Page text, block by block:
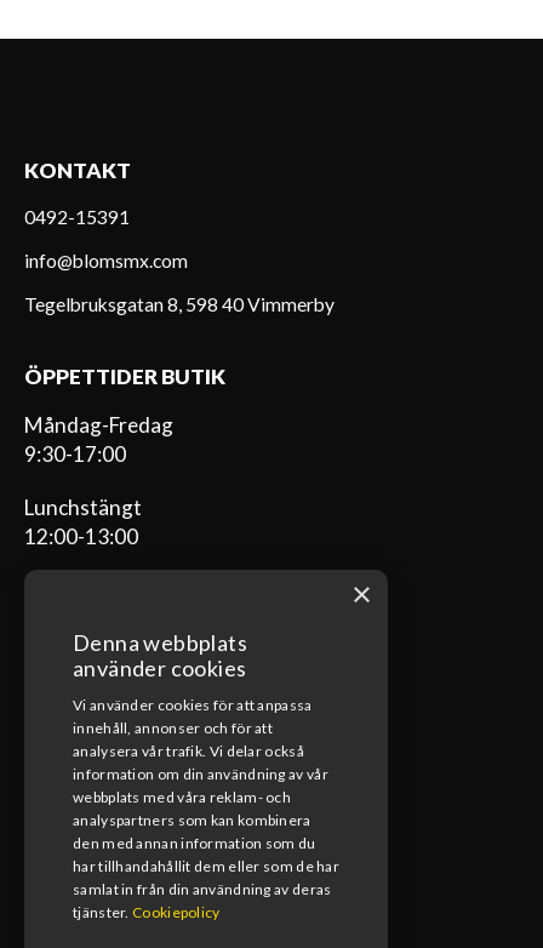
KONTAKT
0492-15391
info@blomsmx.com
Tegelbruksgatan 8, 598 40 Vimmerby
ÖPPETTIDER BUTIK
Måndag-Fredag
9:30-17:00
Lunchstängt
12:00-13:00
ÖPPETTIDER VERKSTAD
Måndag-Fredag
08:00-17:00
Lunchstängt
12:00-13:00
×
Denna webbplats
använder cookies
Vi använder cookies för att anpassa
innehåll, annonser och för att
analysera vår trafik. Vi delar också
information om din användning av vår
webbplats med våra reklam- och
analyspartners som kan kombinera
den med annan information som du
har tillhandahållit dem eller som de har
samlat in från din användning av deras
tjänster. Cookiepolicy